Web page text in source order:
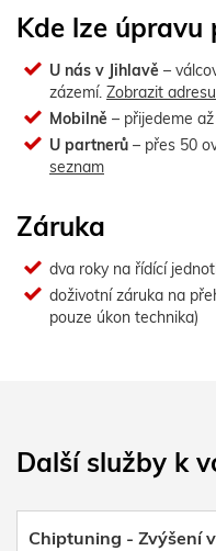
Kde lze úpravu
U nás v Jihlavě –
zázemí. Zobrazit adresu
Mobilně – přijedeme
U partnerů – přes 50
seznam
Záruka
dva roky na řídící
doživotní záruka na
pouze úkon technika)
Další služby k
Chiptuning - Zvýšení